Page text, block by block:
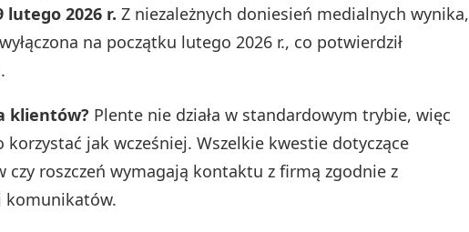
2026 r. Z niezależnych doniesień medialnych wynika,
na początku lutego 2026 r., co potwierdził
klientów? Plente nie działa w standardowym trybie, więc
korzystać jak wcześniej. Wszelkie kwestie dotyczące
czy roszczeń wymagają kontaktu z firmą zgodnie z
komunikatów.